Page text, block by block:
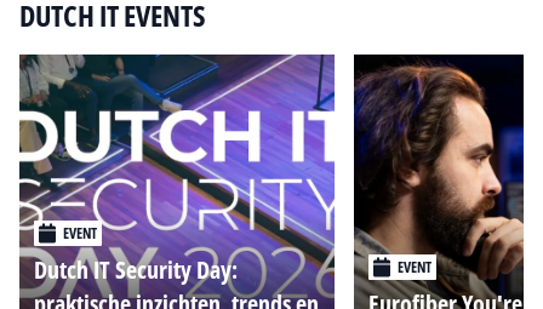
DUTCH IT EVENTS
EVENT
Dutch IT Security Day:
EVENT